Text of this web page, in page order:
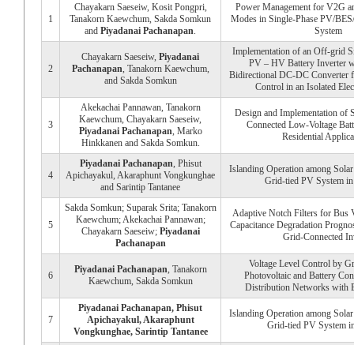
1
Chayakarn Saeseiw, Kosit Pongpri,
Tanakorn Kaewchum, Sakda Somkun
and Piyadanai Pachanapan
Power Management for V2G
Modes in Single-Phase PV/
System
2
Chayakarn Saeseiw, Piyadanai
Pachanapan , Tanakorn Kaewchum,
and Sakda Somkun
Implementation of an Off-grid
PV – HV Battery Inverter
Bidirectional DC-DC Converter
Control in an Isolated
3
Akekachai Pannawan, Tanakorn
Kaewchum, Chayakarn Saeseiw,
Piyadanai Pachanapan , Marko
Hinkkanen and Sakda Somkun.
Design and Implementation of
Connected Low-Voltage
Residential
4
Piyadanai Pachanapan , Phisut
Apichayakul, Akaraphunt Vongkunghae
and Sarintip Tantanee
Islanding Operation among
Grid-tied PV System
5
Sakda Somkun; Suparak Srita; Tanakorn
Kaewchum; Akekachai Pannawan;
Chayakarn Saeseiw; Piyadanai
Pachanapan
Adaptive Notch Filters for Bus
Capacitance Degradation
Grid-Connected
6
Piyadanai Pachanapan , Tanakorn
Kaewchum, Sakda Somkun
Voltage Level Control by
Photovoltaic and Battery
Distribution Networks with
7
Piyadanai Pachanapan, Phisut
Apichayakul, Akaraphunt
Vongkunghae, Sarintip Tantanee
Islanding Operation among
Grid-tied PV System